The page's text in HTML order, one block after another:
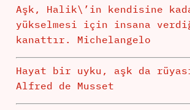
Aşk, Halik\’in kendisine
yükselmesi için insana
kanattır. Michelangelo
Hayat bir uyku, aşk da
Alfred de Musset